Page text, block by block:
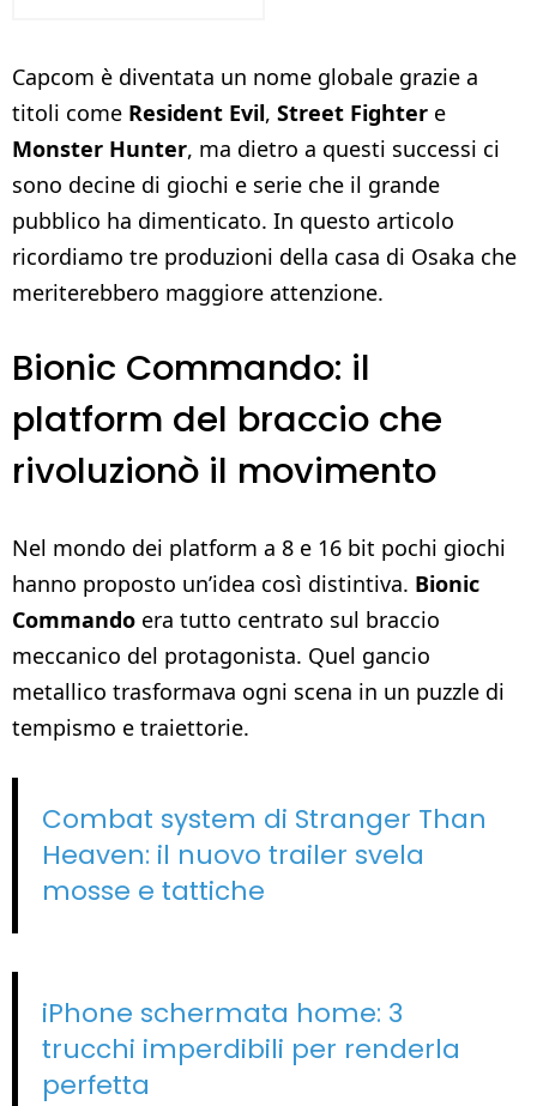
Capcom è diventata un nome globale grazie a
titoli come Resident Evil, Street Fighter e
Monster Hunter, ma dietro a questi successi ci
sono decine di giochi e serie che il grande
pubblico ha dimenticato. In questo articolo
ricordiamo tre produzioni della casa di Osaka che
meriterebbero maggiore attenzione.
Bionic Commando: il
platform del braccio che
rivoluzionò il movimento
Nel mondo dei platform a 8 e 16 bit pochi giochi
hanno proposto un’idea così distintiva. Bionic
Commando era tutto centrato sul braccio
meccanico del protagonista. Quel gancio
metallico trasformava ogni scena in un puzzle di
tempismo e traiettorie.
Combat system di Stranger Than
Heaven: il nuovo trailer svela
mosse e tattiche
iPhone schermata home: 3
trucchi imperdibili per renderla
perfetta